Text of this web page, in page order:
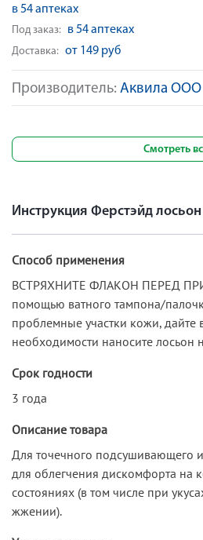
Производитель: Аквила ООО
в 54 аптеках
Под заказ: в 54 аптеках
Доставка: от 149 руб
Смотреть
Инструкция Ферстэйд
Способ применения
ВСТРЯХНИТЕ ФЛАКОН ПЕРЕД
помощью ватного тампона/
проблемные участки кожи, дайте
необходимости наносите лосьон
Срок годности
3 года
Описание товара
Для точечного подсушивающего
для облегчения дискомфорта на
состояниях (в том числе при
жжении).